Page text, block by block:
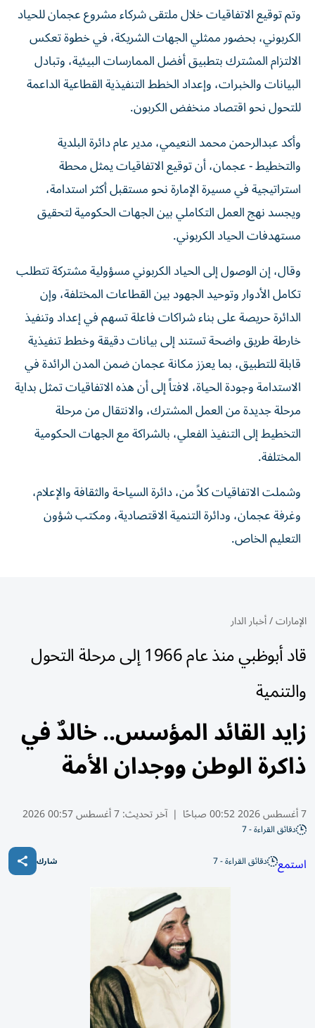
وتم توقيع الاتفاقيات خلال ملتقى شركاء مشروع عجمان للحياد
الكربوني، بحضور ممثلي الجهات الشريكة، في خطوة تعكس
الالتزام المشترك بتطبيق أفضل الممارسات البيئية، وتبادل
البيانات والخبرات، وإعداد الخطط التنفيذية القطاعية الداعمة
للتحول نحو اقتصاد منخفض الكربون.
وأكد عبدالرحمن محمد النعيمي، مدير عام دائرة البلدية
والتخطيط - عجمان، أن توقيع الاتفاقيات يمثل محطة
استراتيجية في مسيرة الإمارة نحو مستقبل أكثر استدامة،
ويجسد نهج العمل التكاملي بين الجهات الحكومية لتحقيق
مستهدفات الحياد الكربوني.
وقال، إن الوصول إلى الحياد الكربوني مسؤولية مشتركة تتطلب
تكامل الأدوار وتوحيد الجهود بين القطاعات المختلفة، وإن
الدائرة حريصة على بناء شراكات فاعلة تسهم في إعداد وتنفيذ
خارطة طريق واضحة تستند إلى بيانات دقيقة وخطط تنفيذية
قابلة للتطبيق، بما يعزز مكانة عجمان ضمن المدن الرائدة في
الاستدامة وجودة الحياة، لافتاً إلى أن هذه الاتفاقيات تمثل بداية
مرحلة جديدة من العمل المشترك، والانتقال من مرحلة
التخطيط إلى التنفيذ الفعلي، بالشراكة مع الجهات الحكومية
المختلفة.
وشملت الاتفاقيات كلاً من، دائرة السياحة والثقافة والإعلام،
وغرفة عجمان، ودائرة التنمية الاقتصادية، ومكتب شؤون
التعليم الخاص.
الإمارات/أخبار الدار
قاد أبوظبي منذ عام 1966 إلى مرحلة التحول
والتنمية
زايد القائد المؤسس.. خالدٌ في
ذاكرة الوطن ووجدان الأمة
7 أغسطس 2026 00:52 صباحًا | آخر تحديث:7 أغسطس 00:57 2026
دقائق القراءة - 7
استمع دقائق القراءة - 7 شارك